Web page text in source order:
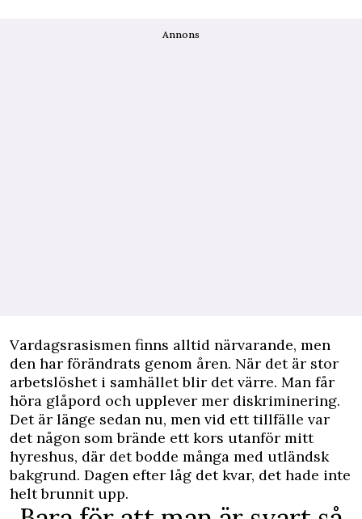
Annons
Vardagsrasismen finns alltid närvarande, men
den har förändrats genom åren. När det är stor
arbetslöshet i samhället blir det värre. Man får
höra glåpord och upplever mer diskriminering.
Det är länge sedan nu, men vid ett tillfälle var
det någon som brände ett kors utanför mitt
hyreshus, där det bodde många med utländsk
bakgrund. Dagen efter låg det kvar, det hade inte
helt brunnit upp.